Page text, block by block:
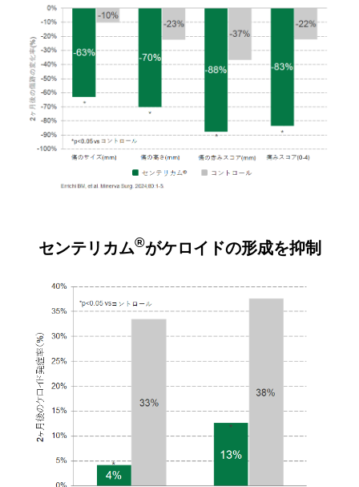
センテリカム®がケロイドの形成を抑制